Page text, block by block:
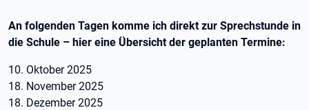
An folgenden Tagen komme ich direkt zur Sprechstunde in
die Schule – hier eine Übersicht der geplanten Termine:
10. Oktober 2025
18. November 2025
18. Dezember 2025